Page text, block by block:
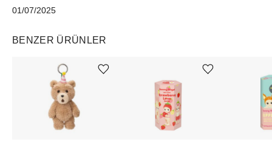
01/07/2025
BENZER ÜRÜNLER
Ürünü istek listesine ekle veya listeden çıkar Ürünü istek listesine ekle veya listeden çıkar